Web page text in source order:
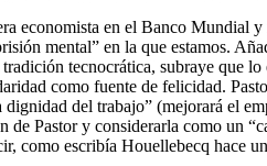
economista en el Banco Mundial
mental” en la que estamos.
tecnocrática, subraye que
como fuente de felicidad.
dignidad del trabajo” (mejorará el
de Pastor y considerarla como un
como escribía Houellebecq hace